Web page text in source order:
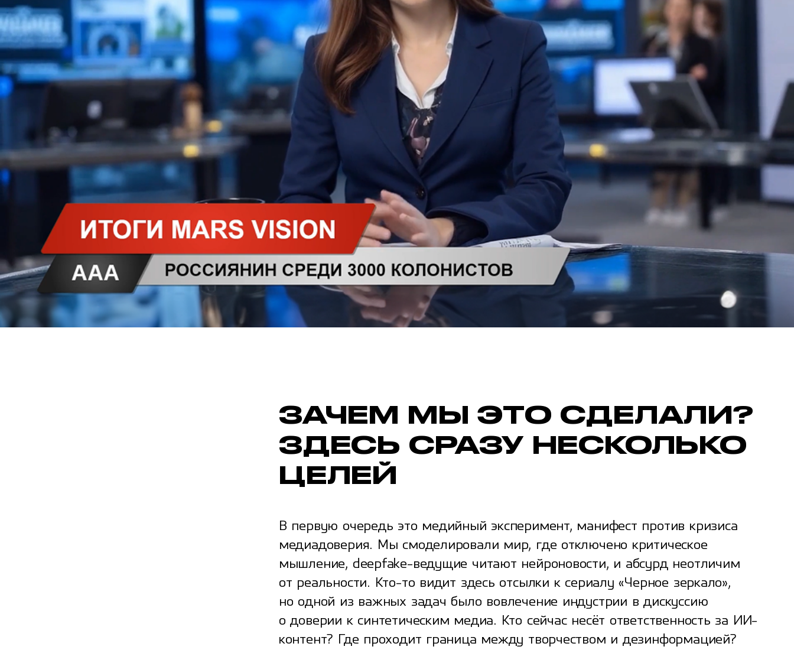
ЗАЧЕМ МЫ ЭТО СДЕЛАЛИ?
ЗДЕСЬ СРАЗУ НЕСКОЛЬКО
ЦЕЛЕЙ
В первую очередь это медийный эксперимент, манифест против кризиса
медиадоверия. Мы смоделировали мир, где отключено критическое
мышление, deepfake-ведущие читают нейроновости, и абсурд неотличим
от реальности. Кто-то видит здесь отсылки к сериалу «Черное зеркало»,
но одной из важных задач было вовлечение индустрии в дискуссию
о доверии к синтетическим медиа. Кто сейчас несёт ответственность за ИИ-
контент? Где проходит граница между творчеством и дезинформацией?